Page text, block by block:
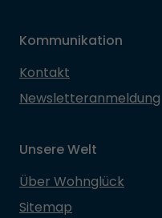
Kommunikation
Kontakt
Newsletteranmeldung
Unsere Welt
Über Wohnglück
Sitemap